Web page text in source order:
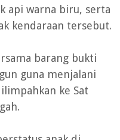
api warna biru, serta
kendaraan tersebut.
barang bukti
guna menjalani
ke Sat